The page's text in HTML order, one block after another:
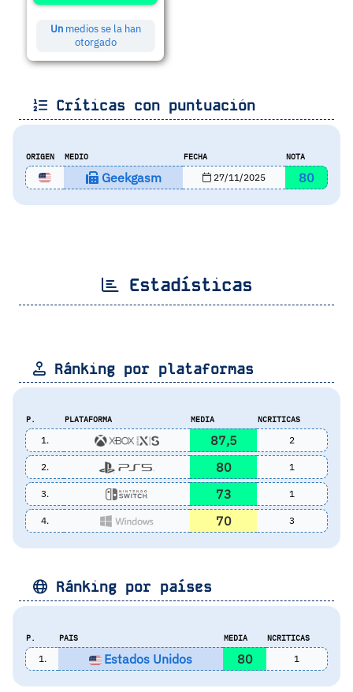
Unmedios se la han
otorgado
Críticas con puntuación
ORIGEN MEDIO FECHA NOTA
Geekgasm 27/11/2025 80
Estadísticas
Ránking por plataformas
P. PLATAFORMA MEDIA NCRITICAS
1. 87,5 2
2. 80 1
3. 73 1
4. 70 3
Ránking por países
P. PAIS MEDIA NCRITICAS
1. Estados Unidos 80 1